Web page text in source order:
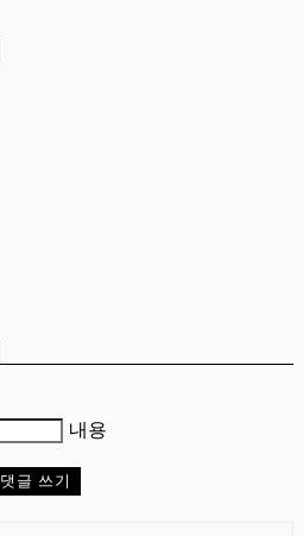
내용
댓글 쓰기